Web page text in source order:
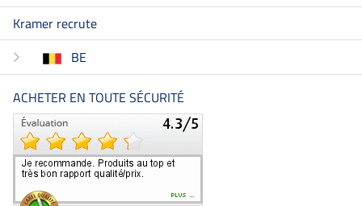
Kramer recrute
BE
ACHETER EN TOUTE SÉCURITÉ